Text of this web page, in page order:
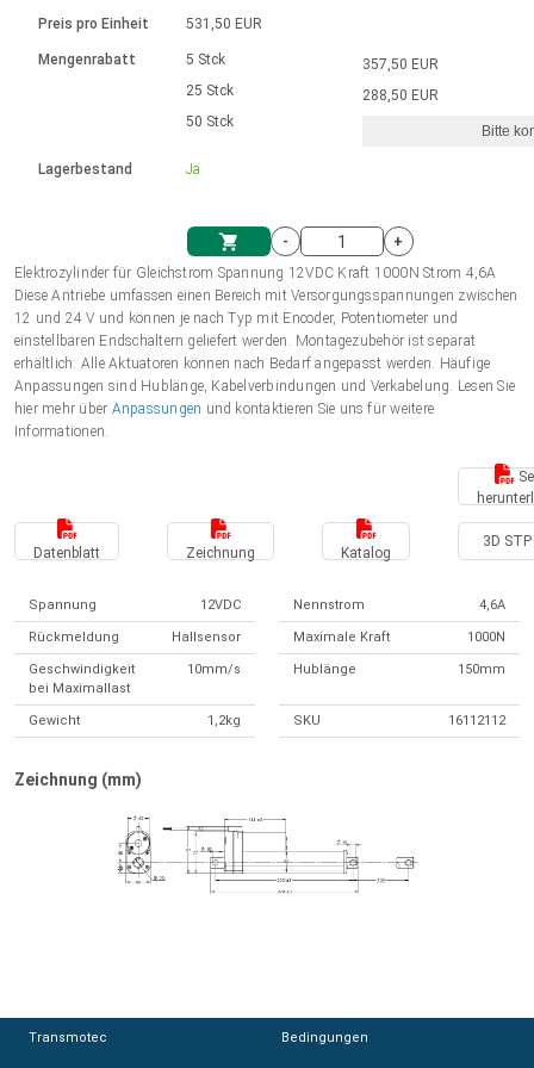
Einheitssystem
Einkaufswagen
Hubmagnete
230 - 50 Hz | 110 - 60 Hz
Drehzahlregelung für die AIS-Serie
Bürstenlose Gleichstrommotoren
mit Planetengetriebe und internem
Ø 28-42| 1-1400 rpm | <= 290Ncm
Bürstenlose DC Motor Controller
Gleichstrommotoren mit
Schneckengetriebe und Bürsten
Ø43-124mm | 31-425rpm | ≤ 41Nm
Treiber für Gleichstrommotoren mit
Synchron-Asynchron | für 1-4 Elektrozylinder
Synchron-Asynchron | für 1-4 Elektrozylinder
Français (EUR)
Polski (EUR)
Norsk (NOK)
Suomi (EUR)
Preis pro Einheit
Mengenrabatt
Lagerbestand
531,50 EUR
5 Stck
25 Stck
50 Stck
Ja
357,50 EUR
288,50 EUR
Bitte
-
+
Elektrozylinder für Gleichstrom Spannung 12VDC Kraft 1000N Strom 4,6A
Diese Antriebe umfassen einen Bereich mit Versorgungsspannungen zwischen
12 und 24 V und können je nach Typ mit Encoder, Potentiometer und
einstellbaren Endschaltern geliefert werden. Montagezubehör ist separat
erhältlich. Alle Aktuatoren können nach Bedarf angepasst werden. Häufige
Anpassungen sind Hublänge, Kabelverbindungen und Verkabelung. Lesen Sie
hier mehr über Anpassungen und kontaktieren Sie uns für weitere
Informationen.
Datenblatt Zeichnung Katalog
3D STP
Spannung 12VDC Nennstrom 4,6A
Rückmeldung Hallsensor Maximale Kraft 1000N
Geschwindigkeit
bei Maximallast
10mm/s Hublänge 150mm
Gewicht 1,2kg SKU 16112112
Zeichnung (mm)
Transmotec Bedingungen
Transmotec Bedingungen